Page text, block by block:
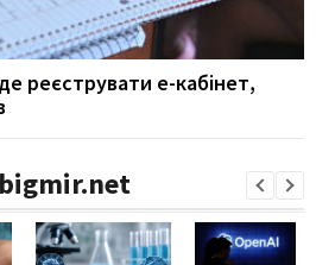
реєструвати е-кабінет,